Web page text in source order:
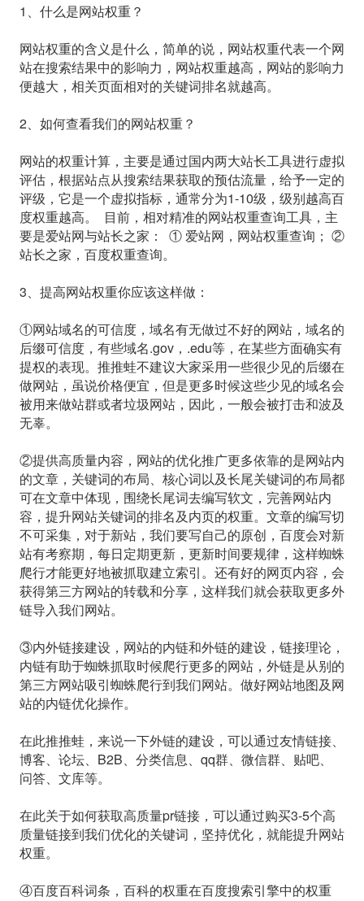
1、什么是网站权重？
网站权重的含义是什么，简单的说，网站权重代表一个网
站在搜索结果中的影响力，网站权重越高，网站的影响力
便越大，相关页面相对的关键词排名就越高。
2、如何查看我们的网站权重？
网站的权重计算，主要是通过国内两大站长工具进行虚拟
评估，根据站点从搜索结果获取的预估流量，给予一定的
评级，它是一个虚拟指标，通常分为1-10级，级别越高百
度权重越高。 目前，相对精准的网站权重查询工具，主
要是爱站网与站长之家： ① 爱站网，网站权重查询； ②
站长之家，百度权重查询。
3、提高网站权重你应该这样做：
①网站域名的可信度，域名有无做过不好的网站，域名的
后缀可信度，有些域名.gov，.edu等，在某些方面确实有
提权的表现。推推蛙不建议大家采用一些很少见的后缀在
做网站，虽说价格便宜，但是更多时候这些少见的域名会
被用来做站群或者垃圾网站，因此，一般会被打击和波及
无辜。
②提供高质量内容，网站的优化推广更多依靠的是网站内
的文章，关键词的布局、核心词以及长尾关键词的布局都
可在文章中体现，围绕长尾词去编写软文，完善网站内
容，提升网站关键词的排名及内页的权重。文章的编写切
不可采集，对于新站，我们要写自己的原创，百度会对新
站有考察期，每日定期更新，更新时间要规律，这样蜘蛛
爬行才能更好地被抓取建立索引。还有好的网页内容，会
获得第三方网站的转载和分享，这样我们就会获取更多外
链导入我们网站。
③内外链接建设，网站的内链和外链的建设，链接理论，
内链有助于蜘蛛抓取时候爬行更多的网站，外链是从别的
第三方网站吸引蜘蛛爬行到我们网站。做好网站地图及网
站的内链优化操作。
在此推推蛙，来说一下外链的建设，可以通过友情链接、
博客、论坛、B2B、分类信息、qq群、微信群、贴吧、
问答、文库等。
在此关于如何获取高质量pr链接，可以通过购买3-5个高
质量链接到我们优化的关键词，坚持优化，就能提升网站
权重。
④百度百科词条，百科的权重在百度搜索引擎中的权重